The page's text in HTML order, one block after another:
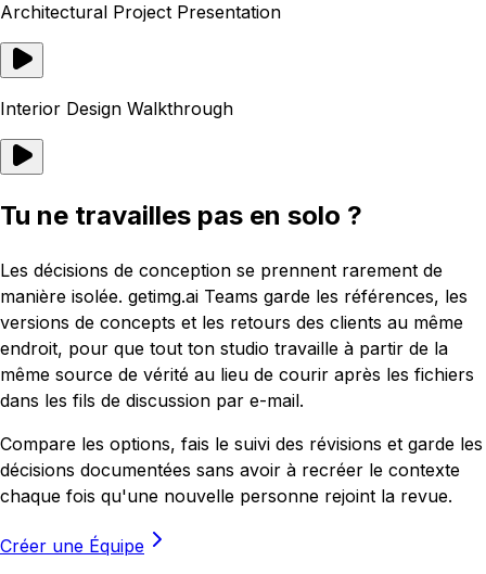
Architectural Project Presentation
Interior Design Walkthrough
Tu ne travailles pas en solo ?
Les décisions de conception se prennent rarement de
manière isolée. getimg.ai Teams garde les références, les
versions de concepts et les retours des clients au même
endroit, pour que tout ton studio travaille à partir de la
même source de vérité au lieu de courir après les fichiers
dans les fils de discussion par e-mail.
Compare les options, fais le suivi des révisions et garde les
décisions documentées sans avoir à recréer le contexte
chaque fois qu'une nouvelle personne rejoint la revue.
Créer une Équipe